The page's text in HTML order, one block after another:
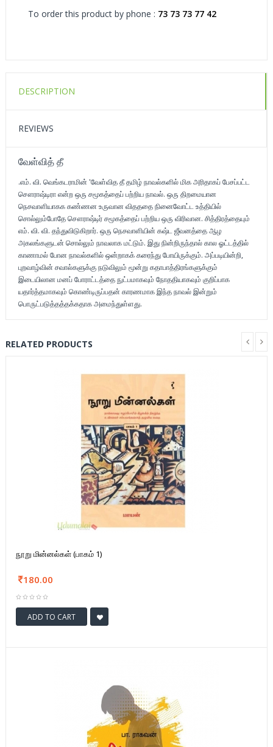
To order this product by phone : 73 73 73 77 42
DESCRIPTION
REVIEWS
வேள்வித் தீ
.எம். வி. வெங்கடராமின் 'வேள்வித தீ தமிழ் நாவல்களில் மிக அரிதாகப் பேசப்பட்ட
சௌராஷ்டிரா என்ற ஒரு சமூகத்தைப் பற்றிய நாவல். ஒரு திறமையான
நெசவாளியாகக கண்ணன உருவான விதததை நினைவோட்ட உத்தியில்
சொல்லும்போதே சௌராஷ்டிர் சமூகத்தைப் பற்றிய ஒரு விரிவான. சித்திரத்தையும்
எம். வி. வி. தந்துவிடுகிறார். ஒரு நெசவாளியின் கஷ்ட ஜீவனத்தை ஆழ
அகலங்களுடன் சொல்லும் நாவலாக மட்டும். இது நின்றிருந்தால் கால ஓட்டத்தில்
காணாமல் போன நாவல்களில் ஒன்றாகக் கரைந்து போயிருக்கும். அப்படியின்றி,
புறவாழ்வின் சவால்களுக்கு நடுவிலும் மூன்று கதாபாத்திரங்களுக்கும்
இடையிலான மனப் போராட்டத்தை நுட்பமாகவும் நோததியாகவும் குறிப்பாக
யதார்த்தமாகவும் கொண்டிருப்பதன் காரணமாக இந்த நாவல் இன்றும்
பொருட்படுத்தத்தக்கதாக அமைந்துள்ளது.
RELATED PRODUCTS
நூறு மின்னல்கள் (பாகம் 1)
180.00
ADD TO CART